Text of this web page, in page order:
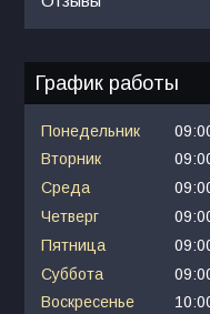
График работы
Понедельник
Вторник
Среда
Четверг
Пятница
Суббота
Воскресенье